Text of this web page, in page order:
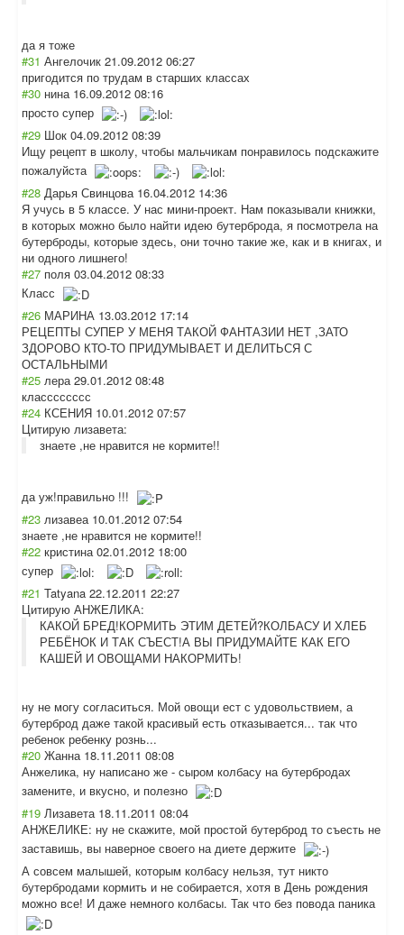
да я тоже
#31 Ангелочик 21.09.2012 06:27
пригодится по трудам в старших классах
#30 нина 16.09.2012 08:16
просто супер
#29 Шок 04.09.2012 08:39
Ищу рецепт в школу, чтобы мальчикам понравилось подскажите
пожалуйста
#28 Дарья Свинцова 16.04.2012 14:36
Я учусь в 5 классе. У нас мини-проект. Нам показывали книжки,
в которых можно было найти идею бутерброда, я посмотрела на
бутерброды, которые здесь, они точно такие же, как и в книгах, и
ни одного лишнего!
#27 поля 03.04.2012 08:33
Класс
#26 МАРИНА 13.03.2012 17:14
РЕЦЕПТЫ СУПЕР У МЕНЯ ТАКОЙ ФАНТАЗИИ НЕТ ,ЗАТО
ЗДОРОВО КТО-ТО ПРИДУМЫВАЕТ И ДЕЛИТЬСЯ С
ОСТАЛЬНЫМИ
#25 лера 29.01.2012 08:48
класссссссс
#24 КСЕНИЯ 10.01.2012 07:57
Цитирую лизавета:
знаете ,не нравится не кормите!!
да уж!правильно !!!
#23 лизавеа 10.01.2012 07:54
знаете ,не нравится не кормите!!
#22 кристина 02.01.2012 18:00
супер
#21 Tatyana 22.12.2011 22:27
Цитирую АНЖЕЛИКА:
КАКОЙ БРЕД!КОРМИТЬ ЭТИМ ДЕТЕЙ?КОЛБАСУ И ХЛЕБ
РЕБЁНОК И ТАК СЪЕСТ!А ВЫ ПРИДУМАЙТЕ КАК ЕГО
КАШЕЙ И ОВОЩАМИ НАКОРМИТЬ!
ну не могу согласиться. Мой овощи ест с удовольствием, а
бутерброд даже такой красивый есть отказывается... так что
ребенок ребенку рознь...
#20 Жанна 18.11.2011 08:08
Анжелика, ну написано же - сыром колбасу на бутербродах
замените, и вкусно, и полезно
#19 Лизавета 18.11.2011 08:04
АНЖЕЛИКЕ: ну не скажите, мой простой бутерброд то съесть не
заставишь, вы наверное своего на диете держите
А совсем малышей, которым колбасу нельзя, тут никто
бутербродами кормить и не собирается, хотя в День рождения
можно все! И даже немного колбасы. Так что без повода паника